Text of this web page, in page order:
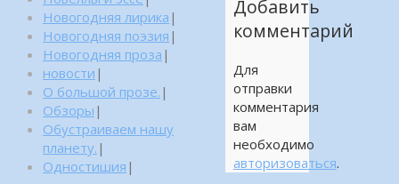
Добавить
комментарий
Для
отправки
комментария
вам
необходимо
авторизоваться.
Новогодняя лирика |
Новогодняя поэзия |
Новогодняя проза |
новости |
О большой прозе. |
Обзоры |
Обустраиваем нашу
планету. |
Одностишия |